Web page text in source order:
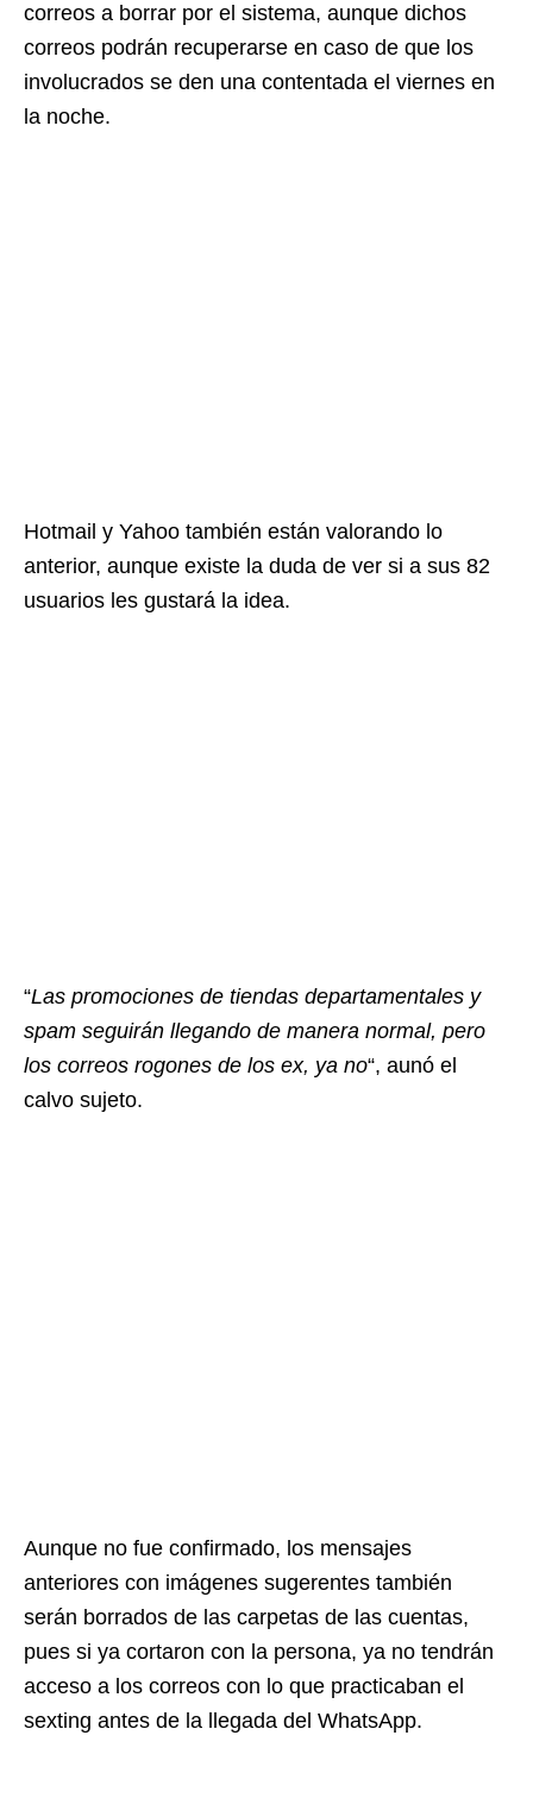
correos a borrar por el sistema, aunque dichos
correos podrán recuperarse en caso de que los
involucrados se den una contentada el viernes en
la noche.
Hotmail y Yahoo también están valorando lo
anterior, aunque existe la duda de ver si a sus 82
usuarios les gustará la idea.
“Las promociones de tiendas departamentales y
spam seguirán llegando de manera normal, pero
los correos rogones de los ex, ya no“, aunó el
calvo sujeto.
Aunque no fue confirmado, los mensajes
anteriores con imágenes sugerentes también
serán borrados de las carpetas de las cuentas,
pues si ya cortaron con la persona, ya no tendrán
acceso a los correos con lo que practicaban el
sexting antes de la llegada del WhatsApp.